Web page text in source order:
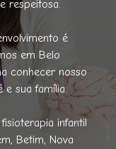
respeitosa.
é
em Belo
conhecer nosso
e sua família.
infantil
Betim, Nova